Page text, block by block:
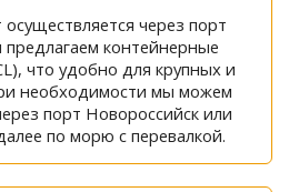
через порт
контейнерные
что удобно для крупных и
необходимости мы можем
порт Новороссийск или
по морю с перевалкой.